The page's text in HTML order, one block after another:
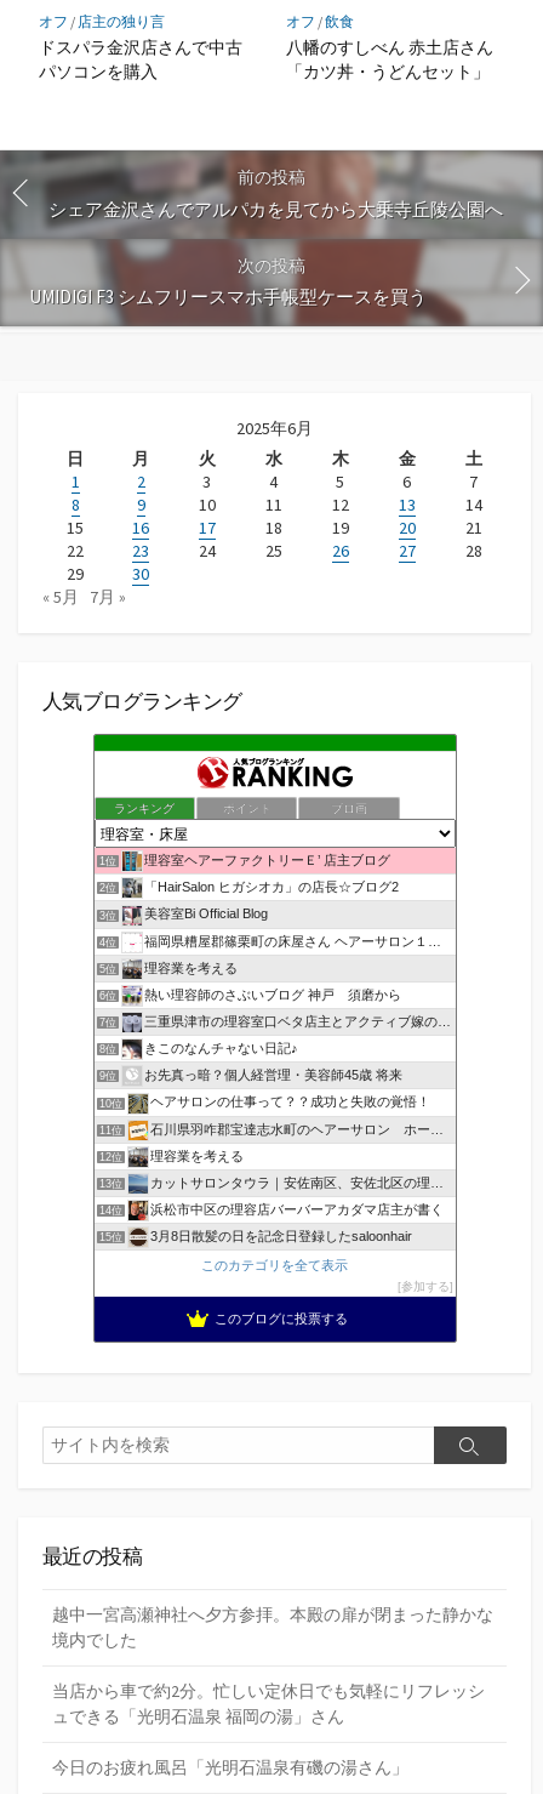
オフ / 店主の独り言
ドスパラ金沢店さんで中古
パソコンを購入
オフ /飲食
八幡のすしべん 赤土店さん
「カツ丼・うどんセット」
前の投稿
シェア金沢さんでアルパカを見てから大乗寺丘陵公園へ
次の投稿
UMIDIGI F3 シムフリースマホ手帳型ケースを買う
2025年6月
日
月 火 水 木 金
土
1
2 3 4 5 6
7
8
9 10 11 12 13
14
15
16 17 18 19 20
21
22
23 24 25 26 27
28
29
30
« 5月
7月 »
人気ブログランキング
ランキング ポイント ブロ画
1位 理容室ヘアーファクトリーＥ’ 店主ブログ
2位 「HairSalon ヒガシオカ」の店長☆ブログ2
3位 美容室Bi Official Blog
4位 福岡県糟屋郡篠栗町の床屋さん ヘアーサロン１２３公式ブログ
5位 理容業を考える
6位 熱い理容師のさぶいブログ 神戸 須磨から
7位 三重県津市の理容室口ベタ店主とアクティブ嫁のblog
8位 きこのなんチャない日記♪
9位 お先真っ暗？個人経営理・美容師45歳 将来
10位 ヘアサロンの仕事って？？成功と失敗の覚悟！
11位 石川県羽咋郡宝達志水町のヘアーサロン ホープヘアーズ
12位 理容業を考える
13位 カットサロンタウラ｜安佐南区、安佐北区の理美容院
14位 浜松市中区の理容店バーバーアカダマ店主が書く
15位
3月8日散髪の日を記念日登録したsaloonhair
このカテゴリを全て表示
参加する
このブログに投票する
検
索
検
最近の投稿
越中一宮高瀬神社へ夕方参拝。本殿の扉が閉まった静かな
境内でした
当店から車で約2分。忙しい定休日でも気軽にリフレッシ
ュできる「光明石温泉 福岡の湯」さん
今日のお疲れ風呂「光明石温泉有磯の湯さん」